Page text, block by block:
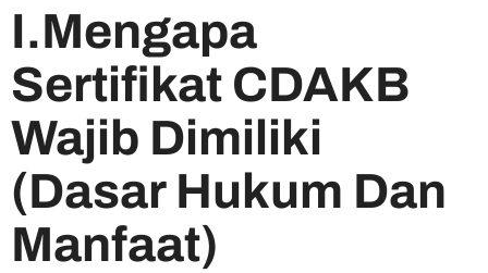
I.Mengapa
Sertifikat CDAKB
Wajib Dimiliki
(Dasar Hukum Dan
Manfaat)